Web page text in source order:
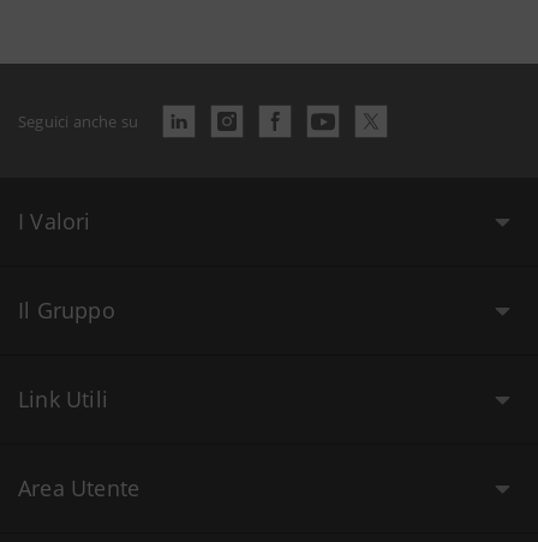
Seguici anche su
I Valori
Il Gruppo
Link Utili
Area Utente